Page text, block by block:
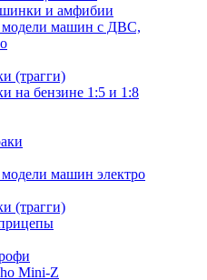
и амфибии
модели машин с ДВС,
(трагги)
на бензине 1:5 и 1:8
машин электро
(трагги)
Mini-Z